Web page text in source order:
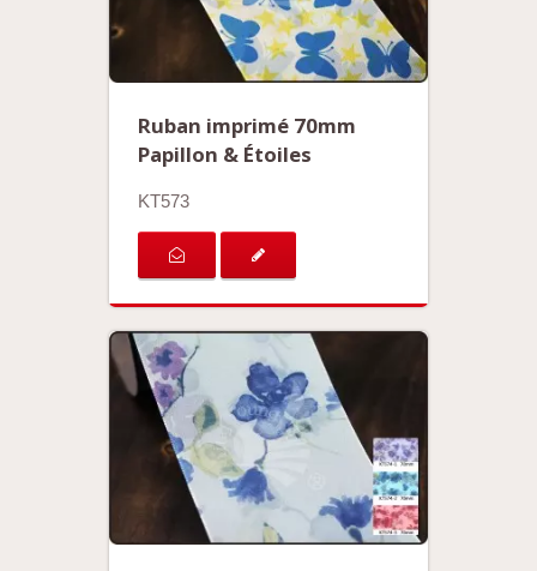
Ruban imprimé 70mm
Papillon & Étoiles
KT573